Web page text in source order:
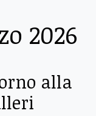
2026
alla